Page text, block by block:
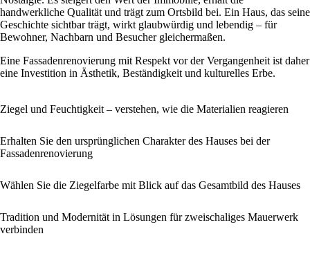
handwerkliche Qualität und trägt zum Ortsbild bei. Ein Haus, das seine
Geschichte sichtbar trägt, wirkt glaubwürdig und lebendig – für
Bewohner, Nachbarn und Besucher gleichermaßen.
Eine Fassadenrenovierung mit Respekt vor der Vergangenheit ist daher
eine Investition in Ästhetik, Beständigkeit und kulturelles Erbe.
Ziegel und Feuchtigkeit – verstehen, wie die Materialien reagieren
Erhalten Sie den ursprünglichen Charakter des Hauses bei der
Fassadenrenovierung
Wählen Sie die Ziegelfarbe mit Blick auf das Gesamtbild des Hauses
Tradition und Modernität in Lösungen für zweischaliges Mauerwerk
verbinden